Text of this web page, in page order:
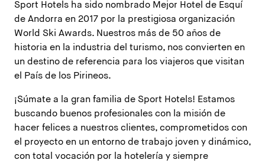
Sport Hotels ha sido nombrado Mejor Hotel de Esquí
de Andorra en 2017 por la prestigiosa organización
World Ski Awards. Nuestros más de 50 años de
historia en la industria del turismo, nos convierten en
un destino de referencia para los viajeros que visitan
el País de los Pirineos.
¡Súmate a la gran familia de Sport Hotels! Estamos
buscando buenos profesionales con la misión de
hacer felices a nuestros clientes, comprometidos con
el proyecto en un entorno de trabajo joven y dinámico,
con total vocación por la hotelería y siempre